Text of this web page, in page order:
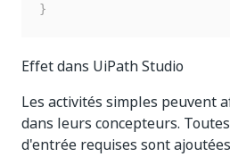
}
Effet dans UiPath Studio
Les activités simples peuvent
dans leurs concepteurs.
d'entrée requises sont